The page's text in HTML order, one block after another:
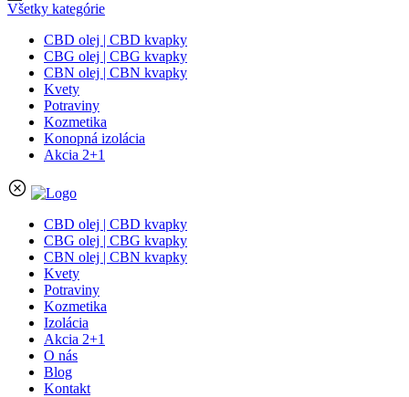
Všetky kategórie
CBD olej | CBD kvapky
CBG olej | CBG kvapky
CBN olej | CBN kvapky
Kvety
Potraviny
Kozmetika
Konopná izolácia
Akcia 2+1
CBD olej | CBD kvapky
CBG olej | CBG kvapky
CBN olej | CBN kvapky
Kvety
Potraviny
Kozmetika
Izolácia
Akcia 2+1
O nás
Blog
Kontakt